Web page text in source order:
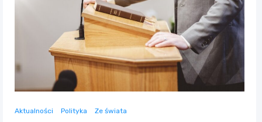
Aktualności Polityka Ze świata